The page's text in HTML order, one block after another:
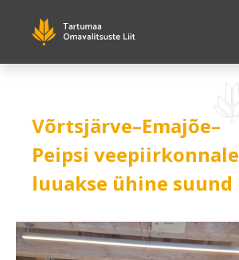
Võrtsjärve–Emajõe–
Peipsi veepiirkonnale
luuakse ühine suund